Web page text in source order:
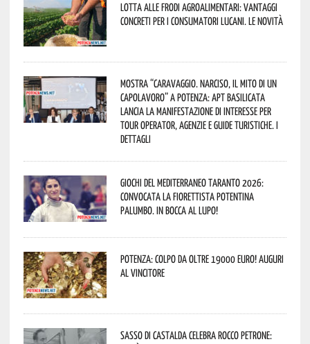
Lotta alle frodi agroalimentari: vantaggi
concreti per i consumatori lucani. Le novità
Mostra “Caravaggio. Narciso, il mito di un
capolavoro” a Potenza: APT Basilicata
lancia la manifestazione di interesse per
Tour Operator, Agenzie e Guide Turistiche. I
dettagli
Giochi del Mediterraneo Taranto 2026:
convocata la fiorettista potentina
Palumbo. In bocca al lupo!
Potenza: colpo da oltre 19000 Euro! Auguri
al vincitore
Sasso di Castalda celebra Rocco Petrone: